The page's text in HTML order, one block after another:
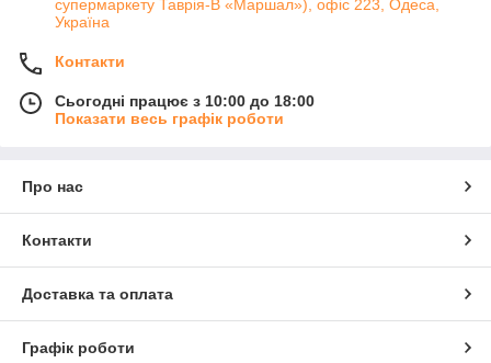
супермаркету Таврія-В «Маршал»), офіс 223, Одеса,
Україна
Контакти
Сьогодні працює з 10:00 до 18:00
Показати весь графік роботи
Про нас
Контакти
Доставка та оплата
Графік роботи